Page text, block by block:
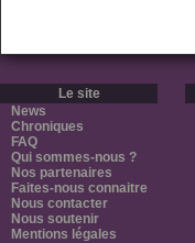
Le site
News
Chroniques
FAQ
Qui sommes-nous ?
Nos partenaires
Faites-nous connaitre
Nous contacter
Nous soutenir
Mentions légales